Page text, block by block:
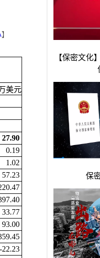
】
美元
27.90
0.19
1.02
57.23
33.77
93.00
-22.23